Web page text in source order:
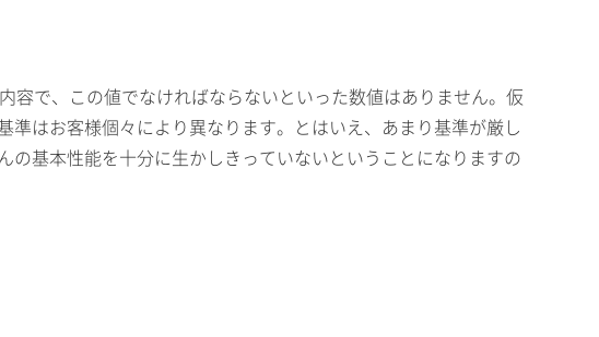
容で、この値でなければならないといった数値はありません。仮
はお客様個々により異なります。とはいえ、あまり基準が厳し
基本性能を十分に生かしきっていないということになりますの